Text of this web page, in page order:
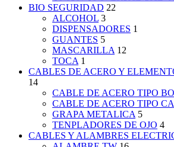
BIO SEGURIDAD 22
ALCOHOL 3
DISPENSADORES 1
GUANTES 5
MASCARILLA 12
TOCA 1
CABLES DE ACERO Y
14
CABLE DE ACERO TIPO
CABLE DE ACERO TIPO
GRAPA METALICA 5
TENPLADORES DE OJO 4
CABLES Y ALAMBRES